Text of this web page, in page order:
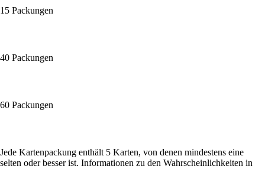
15 Packungen
40 Packungen
60 Packungen
Available actions
Jede Kartenpackung enthält 5 Karten, von denen mindestens eine
selten oder besser ist. Informationen zu den Wahrscheinlichkeiten in